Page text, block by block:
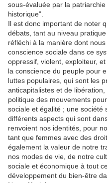
sous-évaluée par la
historique”.
Il est donc important de noter
débats, tant au niveau
réfléchi à la manière dont
conscience sociale dans ce
oppressif, violent, exploiteur,
la conscience du peuple pour
luttes populaires, qui sont les
anticapitalistes et de
politique des mouvements
sociale et égalité ; une société
différents aspects qui sont
renvoient nos identités, pour
tant que femmes avec des
également la valeur de notre
nos modes de vie, de notre
sociale et économique à tout
développement du bien-être